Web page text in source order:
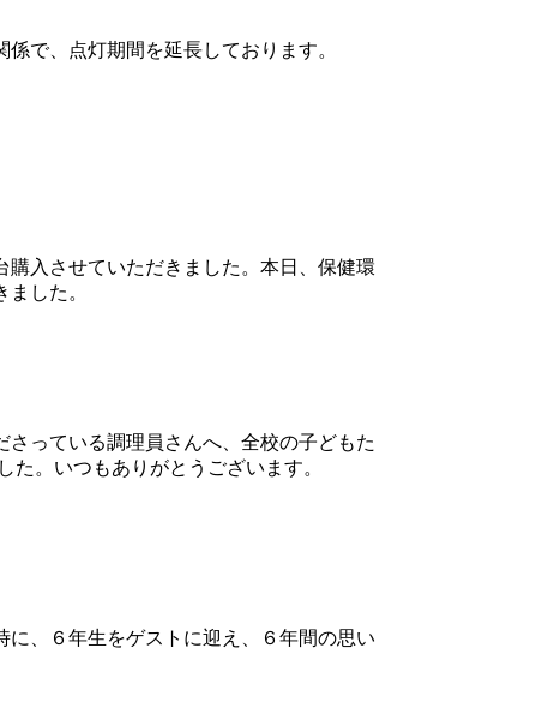
で、点灯期間を延長しております。
入させていただきました。本日、保健環
した。
っている調理員さんへ、全校の子どもた
。いつもありがとうございます。
、６年生をゲストに迎え、６年間の思い